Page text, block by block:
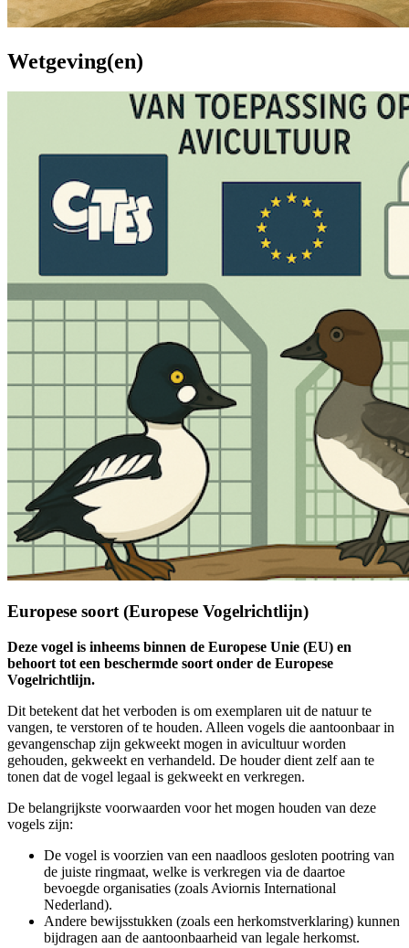
Wetgeving(en)
Europese soort (Europese Vogelrichtlijn)
Deze vogel is inheems binnen de Europese Unie (EU) en
behoort tot een beschermde soort onder de Europese
Vogelrichtlijn.
Dit betekent dat het verboden is om exemplaren uit de natuur te
vangen, te verstoren of te houden. Alleen vogels die aantoonbaar in
gevangenschap zijn gekweekt mogen in avicultuur worden
gehouden, gekweekt en verhandeld. De houder dient zelf aan te
tonen dat de vogel legaal is gekweekt en verkregen.
De belangrijkste voorwaarden voor het mogen houden van deze
vogels zijn:
De vogel is voorzien van een naadloos gesloten pootring van
de juiste ringmaat, welke is verkregen via de daartoe
bevoegde organisaties (zoals Aviornis International
Nederland).
Andere bewijsstukken (zoals een herkomstverklaring) kunnen
bijdragen aan de aantoonbaarheid van legale herkomst.